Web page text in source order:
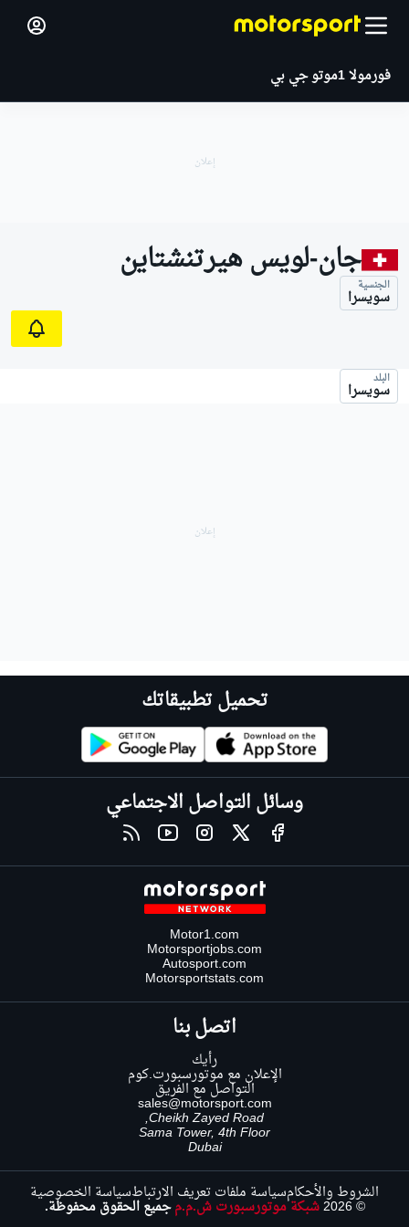
فورمولا 1 موتو جي بي
جان-لويس هيرتنشتاين
الجنسية
سويسرا
البلد
سويسرا
تحميل تطبيقاتك
وسائل التواصل الاجتماعي
Motor1.com
Motorsportjobs.com
Autosport.com
Motorsportstats.com
اتصل بنا
رأيك
الإعلان مع موتورسبورت.كوم
التواصل مع الفريق
sales@motorsport.com
Cheikh Zayed Road,
Sama Tower, 4th Floor
Dubai
© 2026 شبكة موتورسبورت ش.م.م جميع الحقوق محفوظة.
الشروط والأحكامسياسة ملفات تعريف الارتباطسياسة الخصوصية